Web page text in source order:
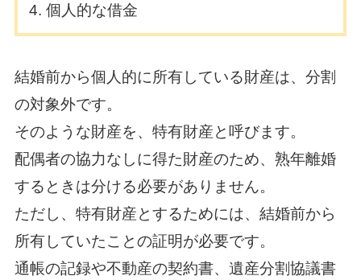
個人的な借金
結婚前から個人的に所有している財産は、分割
の対象外です。
そのような財産を、特有財産と呼びます。
配偶者の協力なしに得た財産のため、熟年離婚
するときは分ける必要がありません。
ただし、特有財産とするためには、結婚前から
所有していたことの証明が必要です。
通帳の記録や不動産の契約書、遺産分割協議書